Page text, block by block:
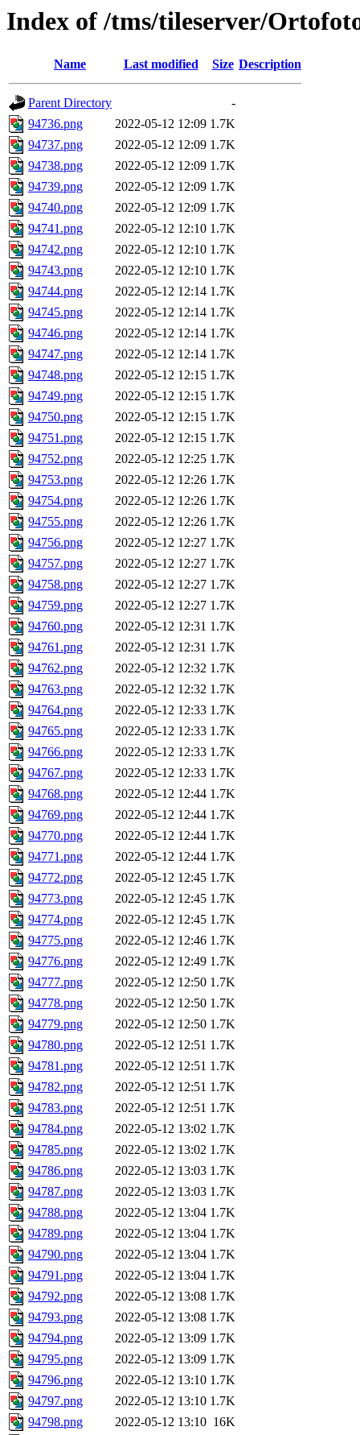
Index of /tms/tileserver/
Name Last modified Size Description
Parent Directory
-
94736.png
2022-05-12 12:09 1.7K
94737.png
2022-05-12 12:09 1.7K
94738.png
2022-05-12 12:09 1.7K
94739.png
2022-05-12 12:09 1.7K
94740.png
2022-05-12 12:09 1.7K
94741.png
2022-05-12 12:10 1.7K
94742.png
2022-05-12 12:10 1.7K
94743.png
2022-05-12 12:10 1.7K
94744.png
2022-05-12 12:14 1.7K
94745.png
2022-05-12 12:14 1.7K
94746.png
2022-05-12 12:14 1.7K
94747.png
2022-05-12 12:14 1.7K
94748.png
2022-05-12 12:15 1.7K
94749.png
2022-05-12 12:15 1.7K
94750.png
2022-05-12 12:15 1.7K
94751.png
2022-05-12 12:15 1.7K
94752.png
2022-05-12 12:25 1.7K
94753.png
2022-05-12 12:26 1.7K
94754.png
2022-05-12 12:26 1.7K
94755.png
2022-05-12 12:26 1.7K
94756.png
2022-05-12 12:27 1.7K
94757.png
2022-05-12 12:27 1.7K
94758.png
2022-05-12 12:27 1.7K
94759.png
2022-05-12 12:27 1.7K
94760.png
2022-05-12 12:31 1.7K
94761.png
2022-05-12 12:31 1.7K
94762.png
2022-05-12 12:32 1.7K
94763.png
2022-05-12 12:32 1.7K
94764.png
2022-05-12 12:33 1.7K
94765.png
2022-05-12 12:33 1.7K
94766.png
2022-05-12 12:33 1.7K
94767.png
2022-05-12 12:33 1.7K
94768.png
2022-05-12 12:44 1.7K
94769.png
2022-05-12 12:44 1.7K
94770.png
2022-05-12 12:44 1.7K
94771.png
2022-05-12 12:44 1.7K
94772.png
2022-05-12 12:45 1.7K
94773.png
2022-05-12 12:45 1.7K
94774.png
2022-05-12 12:45 1.7K
94775.png
2022-05-12 12:46 1.7K
94776.png
2022-05-12 12:49 1.7K
94777.png
2022-05-12 12:50 1.7K
94778.png
2022-05-12 12:50 1.7K
94779.png
2022-05-12 12:50 1.7K
94780.png
2022-05-12 12:51 1.7K
94781.png
2022-05-12 12:51 1.7K
94782.png
2022-05-12 12:51 1.7K
94783.png
2022-05-12 12:51 1.7K
94784.png
2022-05-12 13:02 1.7K
94785.png
2022-05-12 13:02 1.7K
94786.png
2022-05-12 13:03 1.7K
94787.png
2022-05-12 13:03 1.7K
94788.png
2022-05-12 13:04 1.7K
94789.png
2022-05-12 13:04 1.7K
94790.png
2022-05-12 13:04 1.7K
94791.png
2022-05-12 13:04 1.7K
94792.png
2022-05-12 13:08 1.7K
94793.png
2022-05-12 13:08 1.7K
94794.png
2022-05-12 13:09 1.7K
94795.png
2022-05-12 13:09 1.7K
94796.png
2022-05-12 13:10 1.7K
94797.png
2022-05-12 13:10 1.7K
94798.png
2022-05-12 13:10 16K